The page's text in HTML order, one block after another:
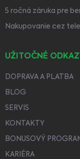
5 ročná záruka pre
Nakupovanie cez
UŽITOČNÉ
DOPRAVA A PLATBA
BLOG
SERVIS
KONTAKTY
BONUSOVÝ
KARIÉRA